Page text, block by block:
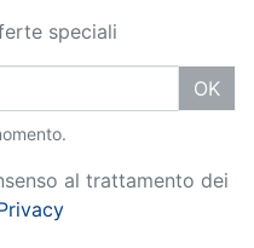
speciali
OK
al trattamento dei